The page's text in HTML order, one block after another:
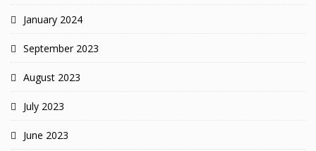
January 2024
September 2023
August 2023
July 2023
June 2023